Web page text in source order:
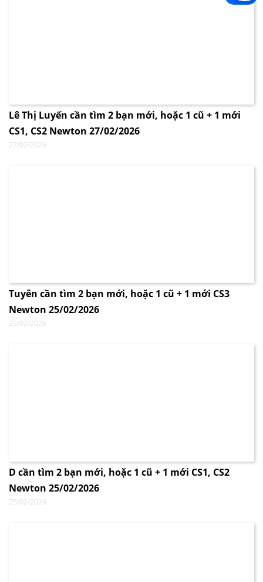
Lê Thị Luyến cần tìm 2 bạn mới, hoặc 1 cũ + 1 mới
CS1, CS2 Newton 27/02/2026
27/02/2026
Tuyên cần tìm 2 bạn mới, hoặc 1 cũ + 1 mới CS3
Newton 25/02/2026
25/02/2026
D cần tìm 2 bạn mới, hoặc 1 cũ + 1 mới CS1, CS2
Newton 25/02/2026
25/02/2026